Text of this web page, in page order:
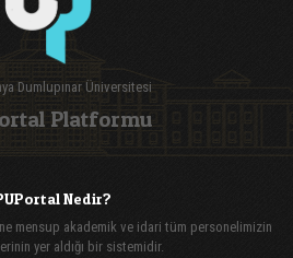
Dumlupınar Üniversitesi
Platformu
Nedir?
mensup akademik ve idari tüm personelimizin
yer aldığı bir sistemidir.